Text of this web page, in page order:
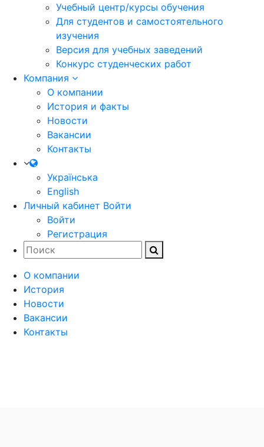
Учебный центр/курсы обучения
Для студентов и самостоятельного
изучения
Версия для учебных заведений
Конкурс студенческих работ
Компания
О компании
История и факты
Новости
Вакансии
Контакты
Українська
English
Личный кабинет Войти
Войти
Регистрация
О компании
История
Новости
Вакансии
Контакты